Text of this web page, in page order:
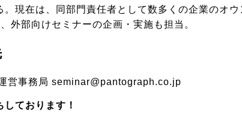
現在は、同部門責任者として数多くの企業のオ
外部向けセミナーの企画・実施も担当。
営事務局 seminar@pantograph.co.jp
ております！